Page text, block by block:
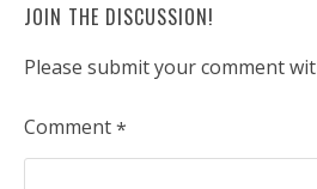
JOIN THE DISCUSSION!
Please submit your comment
Comment*